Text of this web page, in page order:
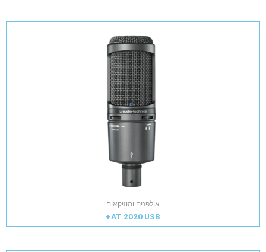
אולפנים ומוזיקאים
AT 2020 USB+